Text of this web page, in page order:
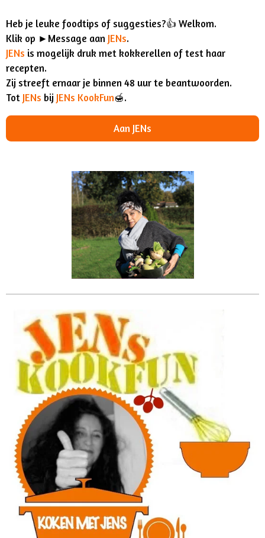
Heb je leuke foodtips of suggesties?👍 Welkom.
Klik op ►Message aan JENs.
JENs is mogelijk druk met kokkerellen of test haar
recepten.
Zij streeft ernaar je binnen 48 uur te beantwoorden.
Tot JENs bij JENs KookFun🍯.
Aan JENs